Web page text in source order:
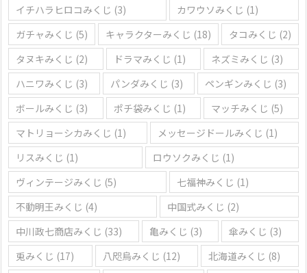
イチハラヒロコみくじ (3) カワウソみくじ (1)
ガチャみくじ (5) キャラクターみくじ (18) タコみくじ (2)
タヌキみくじ (2) ドラマみくじ (1) ネズミみくじ (3)
ハニワみくじ (3) パンダみくじ (3) ペンギンみくじ (3)
ボールみくじ (3) ポチ袋みくじ (1) マッチみくじ (5)
マトリョーシカみくじ (1) メッセージドールみくじ (1)
リスみくじ (1) ロウソクみくじ (1)
ヴィンテージみくじ (5) 七福神みくじ (1)
不動明王みくじ (4) 中国式みくじ (2)
中川政七商店みくじ (33) 亀みくじ (3) 傘みくじ (3)
兎みくじ (17) 八咫烏みくじ (12) 北海道みくじ (8)